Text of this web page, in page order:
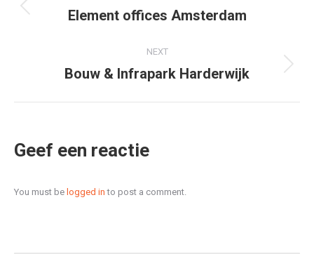
navigation Previous
Element offices Amsterdam
NEXT
Next
Bouw & Infrapark Harderwijk
Geef een reactie
You must be logged in to post a comment.